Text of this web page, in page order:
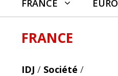
FRANCE
FRANCE
IDJ / Société /